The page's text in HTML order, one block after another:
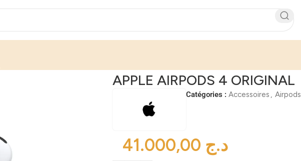
APPLE AIRPODS 4 ORIGINAL
Catégories : Accessoires , Airpods
د.ج